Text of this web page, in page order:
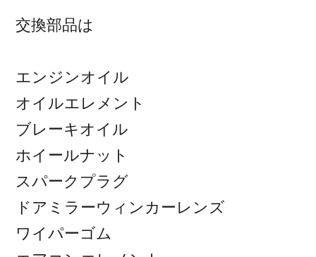
交換部品は
エンジンオイル
オイルエレメント
ブレーキオイル
ホイールナット
スパークプラグ
ドアミラーウィンカーレンズ
ワイパーゴム